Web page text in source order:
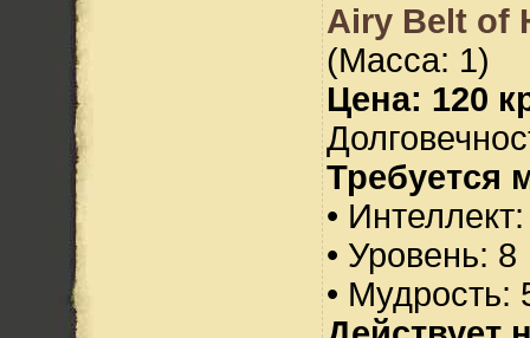
Airy Belt of
(Масса: 1)
Цена: 120
Требуется
•
• Уровень: 8
• Мудрость: